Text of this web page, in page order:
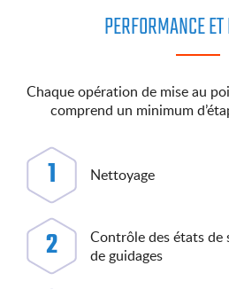
PERFORMANCE
Chaque opération de mise au
comprend un minimum
1 Nettoyage
2
Contrôle des états de
de guidages